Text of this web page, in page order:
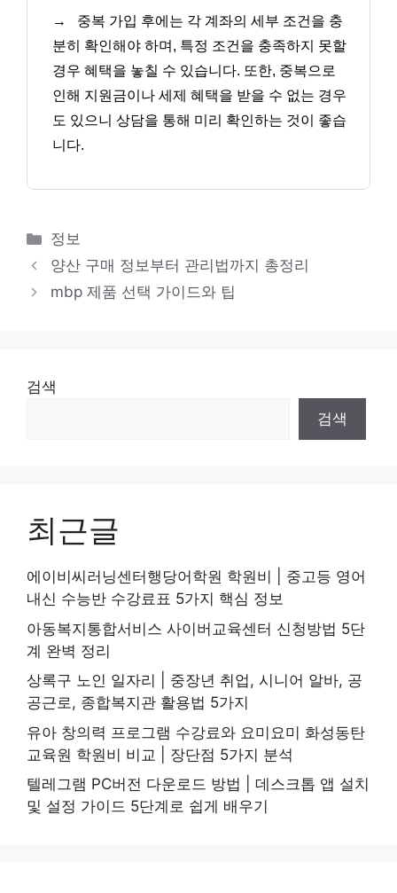
→
중복 가입 후에는 각 계좌의 세부 조건을 충
분히 확인해야 하며, 특정 조건을 충족하지 못할
경우 혜택을 놓칠 수 있습니다. 또한, 중복으로
인해 지원금이나 세제 혜택을 받을 수 없는 경우
도 있으니 상담을 통해 미리 확인하는 것이 좋습
니다.
카
테
리
정보
양산 구매 정보부터 관리법까지 총정리
mbp 제품 선택 가이드와 팁
검색
검색
최근글
에이비씨러닝센터행당어학원 학원비 | 중고등 영어
내신 수능반 수강료표 5가지 핵심 정보
아동복지통합서비스 사이버교육센터 신청방법 5단
계 완벽 정리
상록구 노인 일자리 | 중장년 취업, 시니어 알바, 공
공근로, 종합복지관 활용법 5가지
유아 창의력 프로그램 수강료와 요미요미 화성동탄
교육원 학원비 비교 | 장단점 5가지 분석
텔레그램 PC버전 다운로드 방법 | 데스크톱 앱 설치
및 설정 가이드 5단계로 쉽게 배우기